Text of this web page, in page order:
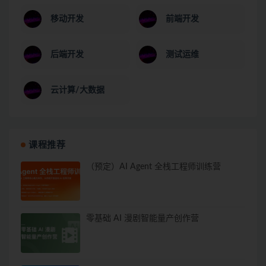
移动开发 前端开发
后端开发 测试运维
云计算/大数据
课程推荐
（预定）AI Agent 全栈工程师训练营
零基础 AI 漫剧智能量产创作营